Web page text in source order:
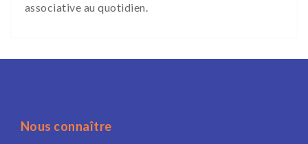
associative au quotidien.
Nous connaître